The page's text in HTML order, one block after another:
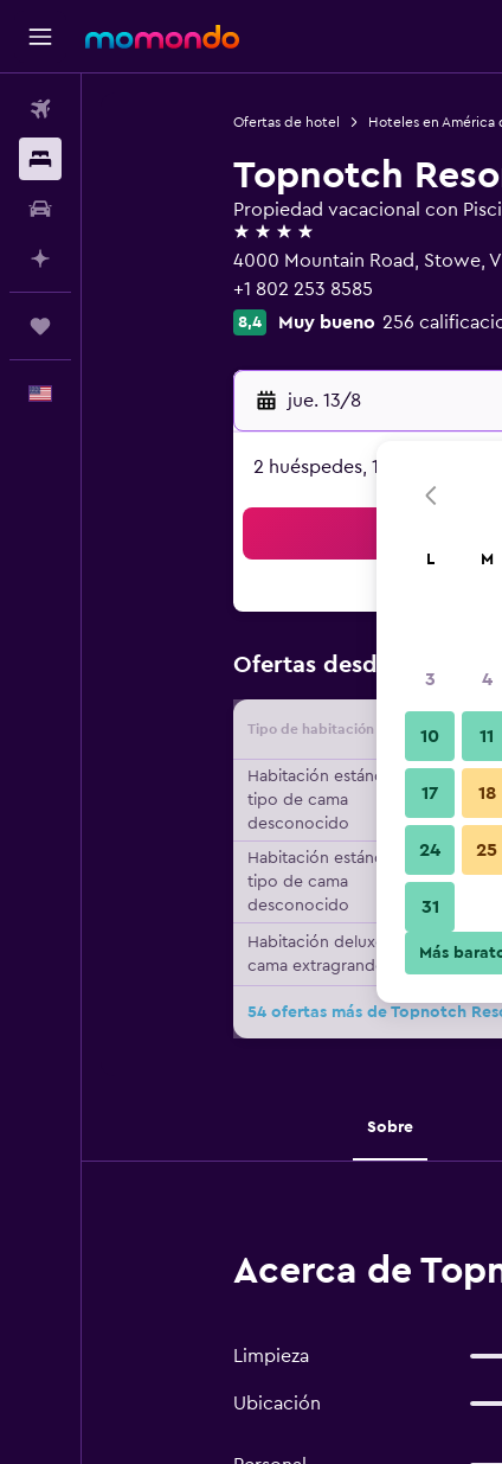
Ofertas de hotel Hoteles en América
Topnotch
Propiedad vacacional con
4 estrellas
4000 Mountain Road, Stowe,
+1 802 253 8585
8,4 Muy bueno 256
jue. 13/8
2 huéspedes, 1 habitación
Ofertas desde
Tipo de habitación
Habitación estándar,
tipo de cama
desconocido
Habitación estándar,
tipo de cama
desconocido
Habitación deluxe, 1
cama extragrande
54 ofertas más de Topnotch
Sobre
Acerca de
Limpieza
Ubicación
L M
3 4
10 11
17 18
24 25
31
Más